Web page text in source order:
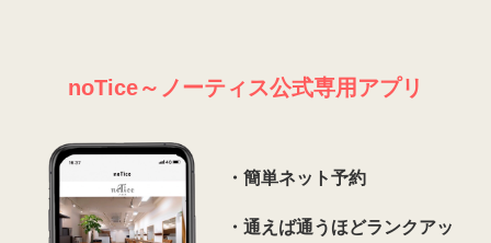
noTice～ノーティス公式専用アプリ
・簡単ネット予約
・ 通えば通うほどランクアッ